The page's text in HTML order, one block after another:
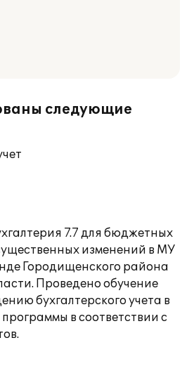
следующие
7.7 для бюджетных
изменений в МУ
Городищенского района
Проведено обучение
бухгалтерского учета в
в соответствии с